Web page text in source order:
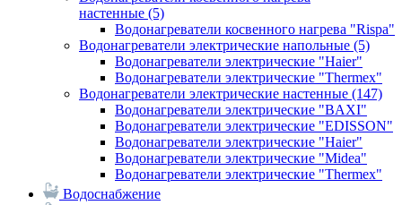
настенные (5)
Водонагреватели косвенного нагрева "Rispa"
Водонагреватели электрические напольные (5)
Водонагреватели электрические "Haier"
Водонагреватели электрические "Thermex"
Водонагреватели электрические настенные (147)
Водонагреватели электрические "BAXI"
Водонагреватели электрические "EDISSON"
Водонагреватели электрические "Haier"
Водонагреватели электрические "Midea"
Водонагреватели электрические "Thermex"
Водоснабжение